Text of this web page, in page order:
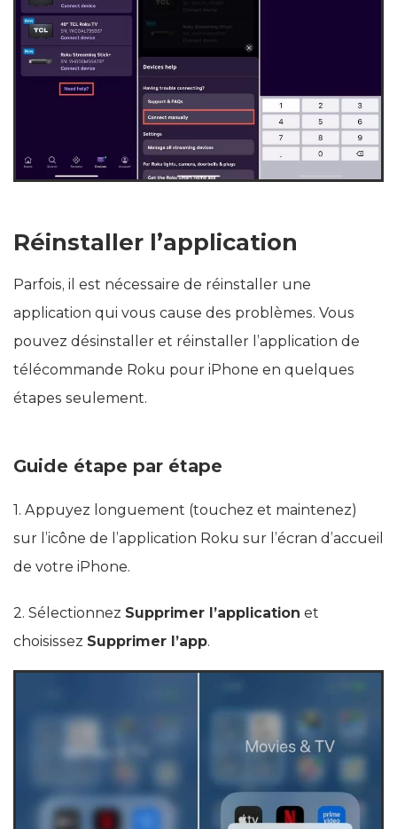
Réinstaller l’application
Parfois, il est nécessaire de réinstaller une
application qui vous cause des problèmes. Vous
pouvez désinstaller et réinstaller l’application de
télécommande Roku pour iPhone en quelques
étapes seulement.
Guide étape par étape
1. Appuyez longuement (touchez et maintenez)
sur l’icône de l’application Roku sur l’écran d’accueil
de votre iPhone.
2. Sélectionnez Supprimer l’application et
choisissez Supprimer l’app.